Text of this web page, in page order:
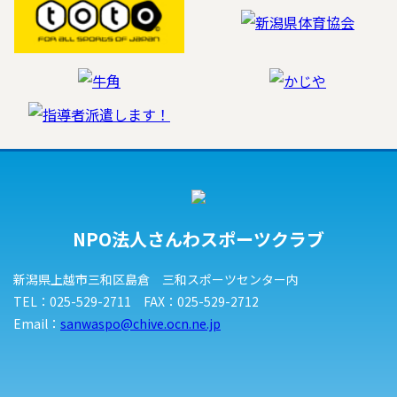
NPO法人さんわスポーツクラブ
新潟県上越市三和区島倉 三和スポーツセンター内
TEL：025-529-2711 FAX：025-529-2712
Email： sanwaspo@chive.ocn.ne.jp